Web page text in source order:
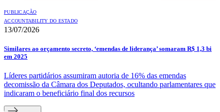
PUBLICAÇÃO
ACCOUNTABILITY DO ESTADO
13/07/2026
Similares ao orçamento secreto, ‘emendas de liderança’ somaram R$ 1,3 bi
em 2025
Líderes partidários assumiram autoria de 16% das emendas
decomissão da Câmara dos Deputados, ocultando parlamentares que
indicaram o beneficiário final dos recursos